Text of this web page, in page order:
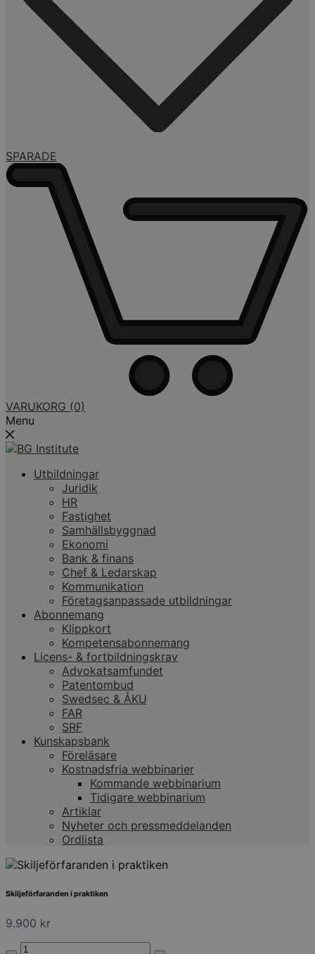
SPARADE
VARUKORG (0)
Menu
Utbildningar
Juridik
HR
Fastighet
Samhällsbyggnad
Ekonomi
Bank & finans
Chef & Ledarskap
Kommunikation
Företagsanpassade utbildningar
Abonnemang
Klippkort
Kompetensabonnemang
Licens- & fortbildningskrav
Advokatsamfundet
Patentombud
Swedsec & ÅKU
FAR
SRF
Kunskapsbank
Föreläsare
Kostnadsfria webbinarier
Kommande webbinarium
Tidigare webbinarium
Artiklar
Nyheter och pressmeddelanden
Ordlista
Skiljeförfaranden i praktiken
9.900 kr
Skiljeförfaranden